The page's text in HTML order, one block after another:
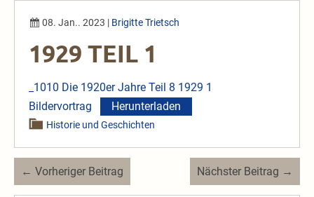
08. Jan.. 2023 | Brigitte Trietsch
1929 TEIL 1
_1010 Die 1920er Jahre Teil 8 1929 1
Bildervortrag
Herunterladen
Historie und Geschichten
Beitragsnavigation
← Vorheriger Beitrag Nächster Beitrag →